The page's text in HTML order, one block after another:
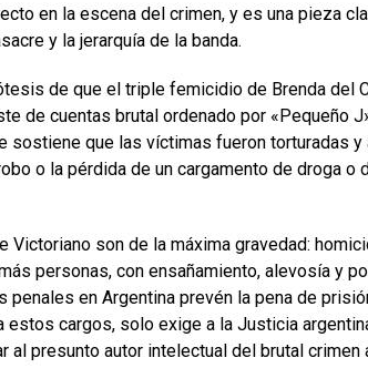
en la escena del crimen, y es una pieza
y la jerarquía de la banda.
de que el triple femicidio de Brenda del
de cuentas brutal ordenado por «Pequeño
sostiene que las víctimas fueron torturadas y
o la pérdida de un cargamento de droga o
Victoriano son de la máxima gravedad:
personas, con ensañamiento, alevosía y
penales en Argentina prevén la pena de
estos cargos, solo exige a la Justicia
al presunto autor intelectual del brutal crimen